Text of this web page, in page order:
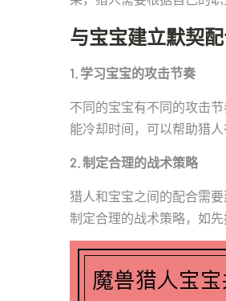
与宝宝建立默契
1. 学习宝宝的攻击节奏
不同的宝宝有不同的攻击
能冷却时间，可以帮助猎
2. 制定合理的战术策略
猎人和宝宝之间的配合需
制定合理的战术策略，如